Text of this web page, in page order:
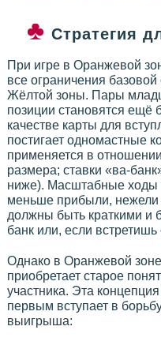
Стратегия
При игре в Оранжевой
все ограничения
Жёлтой зоны. Пары
позиции становятся ещё
качестве карты для
постигает одномастные
применяется в
размера; ставки «ва-
ниже). Масштабные ходы
меньше прибыли,
должны быть краткими и
банк или, если
Однако в Оранжевой
приобретает старое
участника. Эта
первым вступает в
выигрыша: